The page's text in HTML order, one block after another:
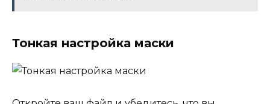
Тонкая настройка маски